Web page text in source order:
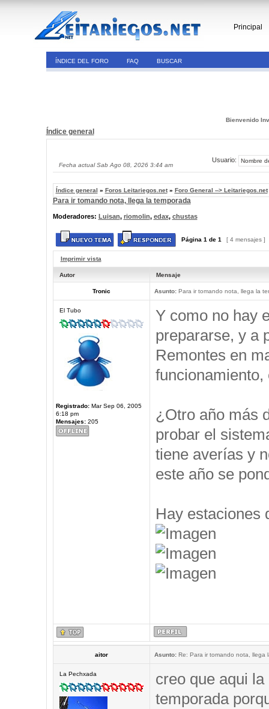
Principal
ÍNDICE DEL FORO FAQ BUSCAR
Bienvenido
Índice general
Fecha actual Sab Ago 08, 2026 3:44 am
Usuario:
Índice general » Foros Leitariegos.net» Foro General --> Leitariegos.net
Para ir tomando nota, llega la temporada
Moderadores: Luisan, riomolin, edax, chustas
Página 1 de 1 [ 4 mensajes ]
Imprimir vista
Autor Mensaje
Tronic Asunto:Para ir tomando nota, llega la
El Tubo
Registrado:Mar Sep 06, 2005
6:18 pm
Mensajes:205
Y como no hay
prepararse, y a
Remontes en
funcionamiento,
¿Otro año más
probar el
tiene averías y
este año se
Hay estaciones
aitor Asunto:Re: Para ir tomando nota, llega
La Pechxada
creo que aqui
temporada